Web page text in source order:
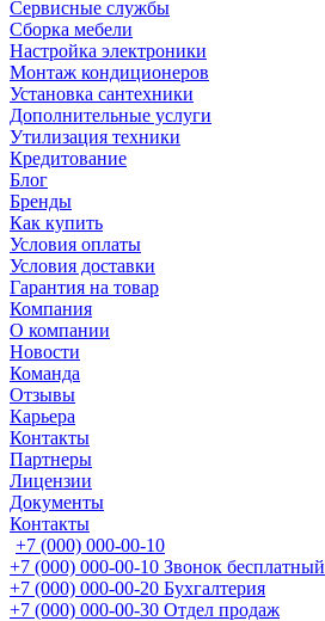
Сервисные службы
Сборка мебели
Настройка электроники
Монтаж кондиционеров
Установка сантехники
Дополнительные услуги
Утилизация техники
Кредитование
Блог
Бренды
Как купить
Условия оплаты
Условия доставки
Гарантия на товар
Компания
О компании
Новости
Команда
Отзывы
Карьера
Контакты
Партнеры
Лицензии
Документы
Контакты
+7 (000) 000-00-10
+7 (000) 000-00-10 Звонок бесплатный
+7 (000) 000-00-20 Бухгалтерия
+7 (000) 000-00-30 Отдел продаж